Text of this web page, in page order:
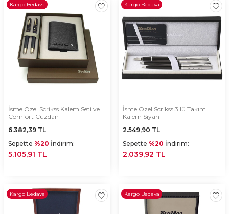
Kargo Bedava
İsme Özel Scrikss Kalem Seti ve
Comfort Cüzdan
6.382,39 TL
Sepette %20 İndirim:
5.105,91 TL
Kargo Bedava
İsme Özel Scrikss 3'lü Takım
Kalem Siyah
2.549,90 TL
Sepette %20 İndirim:
2.039,92 TL
Kargo Bedava Kargo Bedava